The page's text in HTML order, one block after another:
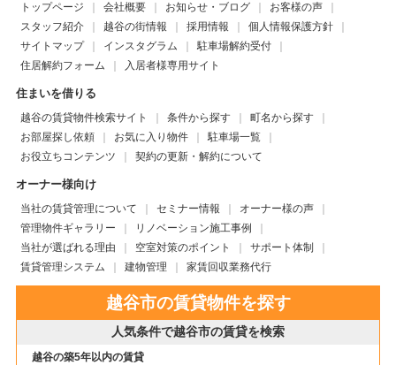
トップページ 会社概要 お知らせ・ブログ
お客様の声
スタッフ紹介
越谷の街情報 採用情報
個人情報保護方針
サイトマップ
インスタグラム
駐車場解約受付
住居解約フォーム
入居者様専用サイト
住まいを借りる
越谷の賃貸物件検索サイト 条件から探す
町名から探す
お部屋探し依頼
お気に入り物件
駐車場一覧
お役立ちコンテンツ
契約の更新・解約について
オーナー様向け
当社の賃貸管理について セミナー情報
オーナー様の声
管理物件ギャラリー
リノベーション施工事例
当社が選ばれる理由
空室対策のポイント
サポート体制
賃貸管理システム
建物管理 家賃回収業務代行
越谷市の賃貸物件を探す
人気条件で越谷市の賃貸を検索
越谷の築5年以内の賃貸